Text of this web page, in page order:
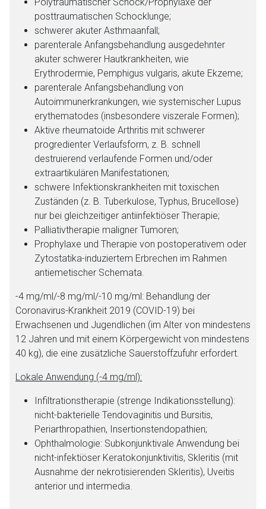
posttraumatischen Schocklunge;
schwerer akuter Asthmaanfall;
parenterale Anfangsbehandlung ausgedehnter
akuter schwerer Hautkrankheiten, wie
Erythrodermie, Pemphigus vulgaris, akute Ekzeme;
parenterale Anfangsbehandlung von
Autoimmunerkrankungen, wie systemischer Lupus
erythematodes (insbesondere viszerale Formen);
Aktive rheumatoide Arthritis mit schwerer
progredienter Verlaufsform, z. B. schnell
destruierend verlaufende Formen und/oder
extraartikulären Manifestationen;
schwere Infektionskrankheiten mit toxischen
Zuständen (z. B. Tuberkulose, Typhus, Brucellose)
nur bei gleichzeitiger antiinfektiöser Therapie;
Palliativtherapie maligner Tumoren;
Prophylaxe und Therapie von postoperativem oder
Zytostatika-induziertem Erbrechen im Rahmen
antiemetischer Schemata.
-4 mg/ml/-8 mg/ml/-10 mg/ml: Behandlung der
Coronavirus-Krankheit 2019 (COVID-19) bei
Erwachsenen und Jugendlichen (im Alter von mindestens
12 Jahren und mit einem Körpergewicht von mindestens
40 kg), die eine zusätzliche Sauerstoffzufuhr erfordert.
Lokale Anwendung (-4 mg/ml):
Infiltrationstherapie (strenge Indikationsstellung):
nicht-bakterielle Tendovaginitis und Bursitis,
Periarthropathien, Insertionstendopathien;
Ophthalmologie: Subkonjunktivale Anwendung bei
nicht-infektiöser Keratokonjunktivitis, Skleritis (mit
Ausnahme der nekrotisierenden Skleritis), Uveitis
anterior und intermedia.
Aufruf einer externen Seite
Der von Ihnen aufgerufene Link öffnet eine externe Web-
Seite. Für die Inhalte der externen Web-Seite ist deren
Betreiber verantwortlich. Ebenso gelten dort ggf. andere
Datenschutzbestimmungen.
Zurück zur rote-liste.de Zur Seite